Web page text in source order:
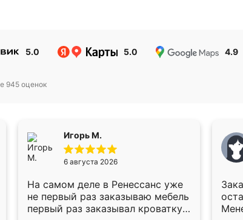
5.0 5.0 4.9
945 оценок
Игорь М.
6 августа 2026
На самом деле в Ренессанс уже
не первый раз заказываю мебель
первый раз заказывал кроватку